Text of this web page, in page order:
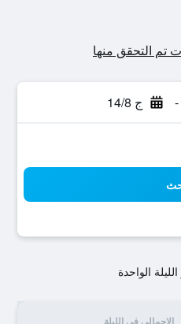
- ج 14/8
الواحدة
الإجمالي في الليلة